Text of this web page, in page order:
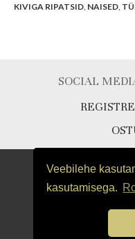
Veebilehe
kasutamisega.
KIVIGA RIPATSID NAISED
SOCIAL